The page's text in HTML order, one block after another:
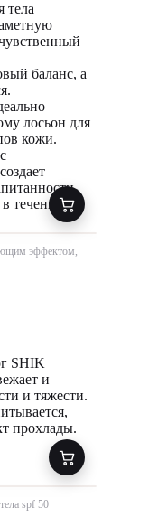
тела
баланс, а
лосьон для
кожи.
течение
эффектом,
SHIK
и
и тяжести.
прохлады.
spf 50